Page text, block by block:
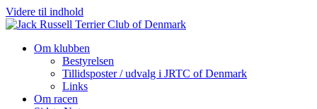
Videre til indhold
Om klubben
Bestyrelsen
Tillidsposter / udvalg i JRTC of Denmark
Links
Om racen